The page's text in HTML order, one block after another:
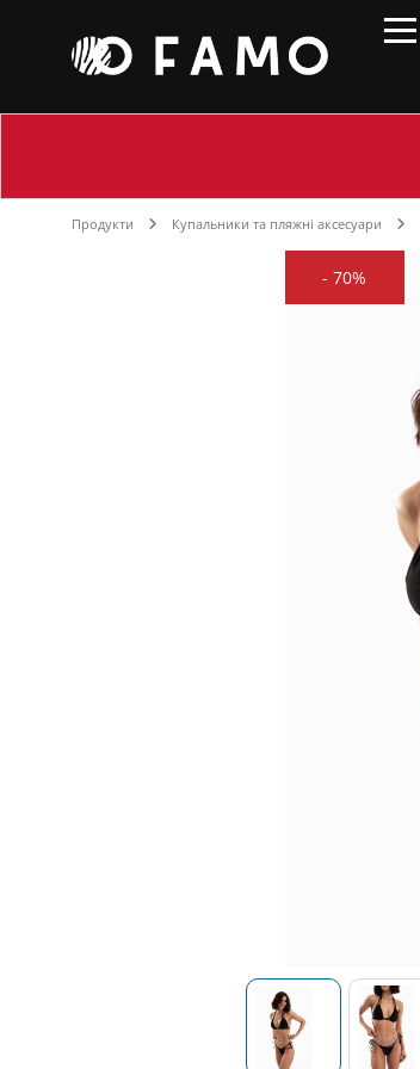
Продукти Купальники та пляжні аксесуари
-70%